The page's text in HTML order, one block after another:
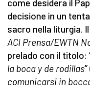
come desidera il
decisione in un
sacro nella liturgia.
ACI Prensa/EWTN
prelado con il titolo:
la boca y de rodillas
comunicarsi in